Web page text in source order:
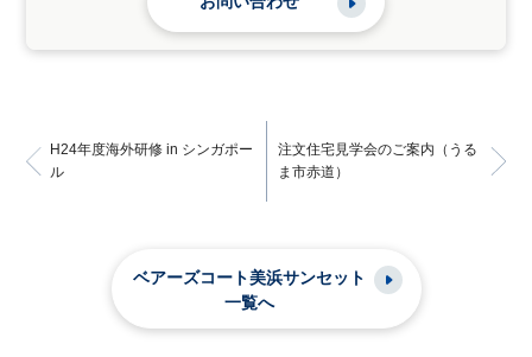
H24年度海外研修 in シンガポー
ル
注文住宅見学会のご案内（うる
ま市赤道）
ベアーズコート美浜サンセット
一覧へ